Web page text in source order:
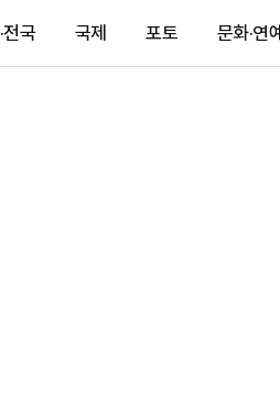
전국 국제 포토 문화·연예